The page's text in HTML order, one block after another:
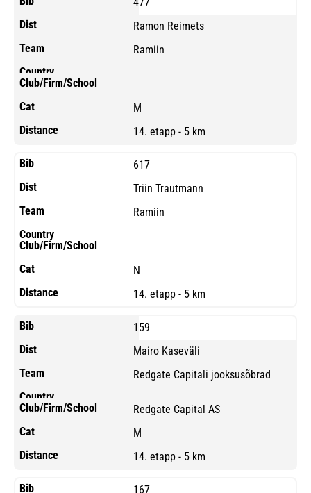
Ramon Reimets
Ramiin
M
14. etapp - 5 km
617
Triin Trautmann
Ramiin
N
14. etapp - 5 km
159
Mairo Kaseväli
Redgate Capitali jooksusõbrad
Redgate Capital AS
M
14. etapp - 5 km
167